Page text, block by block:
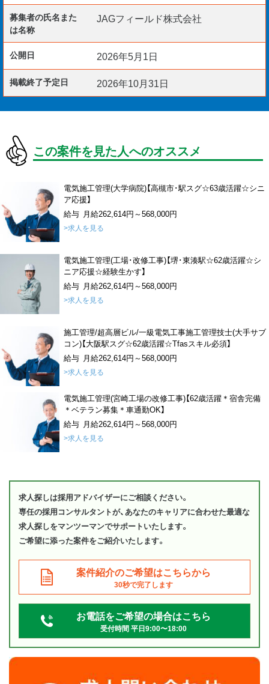
募集者の氏名また
は名称
JAGフィールド株式会社
公開日 2026年5月1日
掲載終了予定日 2026年10月31日
この案件を見た人へのオススメ
電気施工管理(大学病院)【高槻市･駅スグ☆63歳活躍☆シニ
ア応援】
給与 月給262,614円～568,000円
>求人を見る
電気施工管理(工場･改修工事)【堺･東湊駅☆62歳活躍☆シ
ニア応援☆経験生かす】
給与 月給262,614円～568,000円
>求人を見る
施工管理/超高層ビル/一級電気工事施工管理技士(大手サブ
コン)【大阪駅スグ☆62歳活躍☆Tfasスキル必須】
給与 月給262,614円～568,000円
>求人を見る
電気施工管理(宮崎工場の改修工事)【62歳活躍＊宿舎完備
＊ベテラン募集＊車通勤OK】
給与 月給262,614円～568,000円
>求人を見る
求人探しは採用アドバイザーにご相談ください。
専任の採用コンサルタントが、あなたのキャリアに合わせた最適な
求人探しをマンツーマンでサポートいたします。
ご希望に添った案件をご紹介いたします。
案件紹介のご希望はこちらから
30秒で完了します
お電話をご希望の場合はこちら
受付時間 平日9:00〜18:00